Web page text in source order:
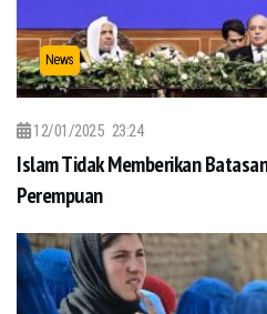
News
12/01/2025 23:24
Islam Tidak Memberikan
Perempuan